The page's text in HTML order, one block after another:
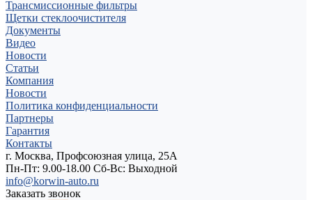
Трансмиссионные фильтры
Щетки стеклоочистителя
Документы
Видео
Новости
Статьи
Компания
Новости
Политика конфиденциальности
Партнеры
Гарантия
Контакты
г. Москва, Профсоюзная улица, 25А
Пн-Пт: 9.00-18.00 Cб-Вс: Выходной
info@korwin-auto.ru
Заказать звонок